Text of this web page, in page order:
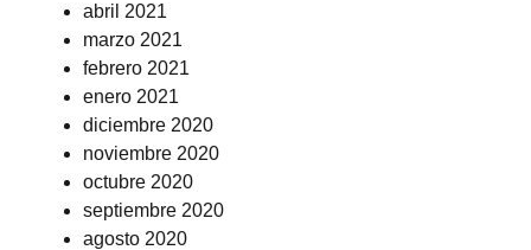
abril 2021
marzo 2021
febrero 2021
enero 2021
diciembre 2020
noviembre 2020
octubre 2020
septiembre 2020
agosto 2020